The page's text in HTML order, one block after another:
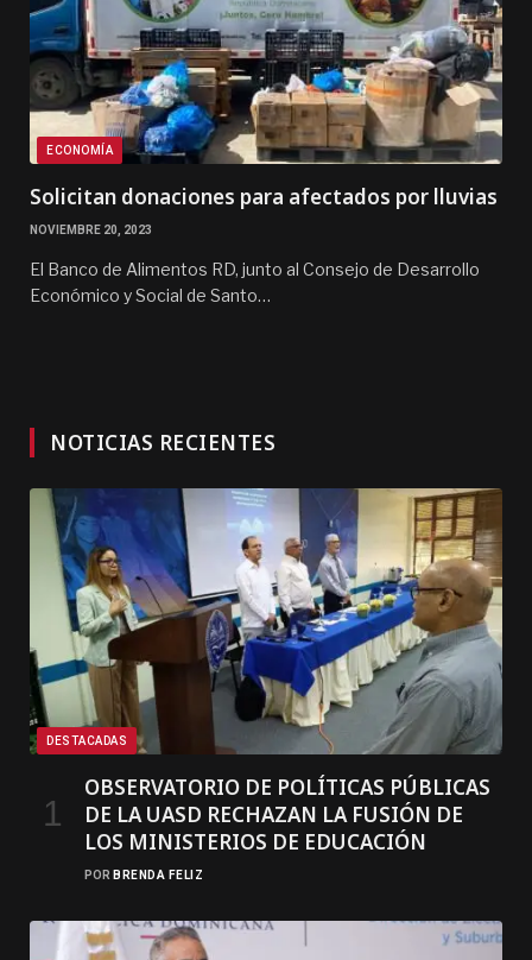
ECONOMÍA
Solicitan donaciones para afectados por lluvias
NOVIEMBRE 20, 2023
El Banco de Alimentos RD, junto al Consejo de Desarrollo
Económico y Social de Santo…
NOTICIAS RECIENTES
DESTACADAS
OBSERVATORIO DE POLÍTICAS PÚBLICAS
DE LA UASD RECHAZAN LA FUSIÓN DE
LOS MINISTERIOS DE EDUCACIÓN
POR BRENDA FELIZ